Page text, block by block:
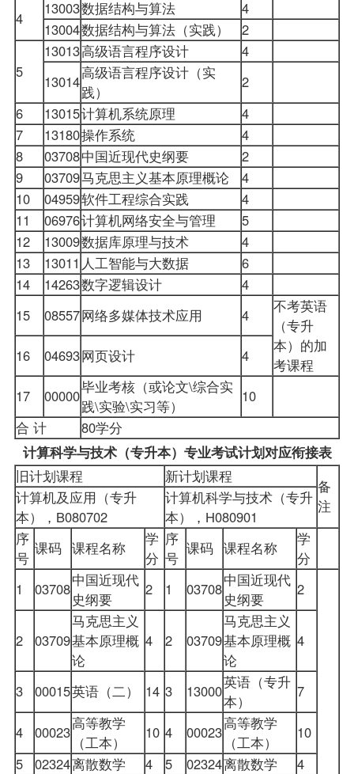
4
13003数据结构与算法
4
13004数据结构与算法（实践） 2
5
13013高级语言程序设计
4
13014高级语言程序设计（实
践）
2
6
13015计算机系统原理
4
7
13180操作系统
4
8
03708中国近现代史纲要
2
9
03709马克思主义基本原理概论
4
10
04959软件工程综合实践
4
11
06976计算机网络安全与管理
5
12
13009数据库原理与技术
4
13
13011 人工智能与大数据
6
14
14263数字逻辑设计
4
15
08557网络多媒体技术应用 4
不考英语
（专升
本）的加
考课程
16 04693网页设计 4
17 00000毕业考核（或论文\综合实
践\实验\实习等）
10
合 计
80学分
计算科学与技术（专升本）专业考试计划对应衔接表
旧计划课程
新计划课程
备
注
计算机及应用（专升
本），B080702
计算机科学与技术（专升
本），H080901
序
号
课码 课程名称
学
分
序
号
课码 课程名称
学
分
1
03708中国近现代
史纲要
2 1 03708中国近现代
史纲要
2
2 03709
马克思主义
基本原理概
论
4 2 03709
马克思主义
基本原理概
论
4
3 00015英语（二） 14 3 13000英语（专升
本）
7
4 00023高等教学
（工本）
10 4 00023高等教学
（工本）
10
5
02324离散数学 4 5 02324离散数学
4